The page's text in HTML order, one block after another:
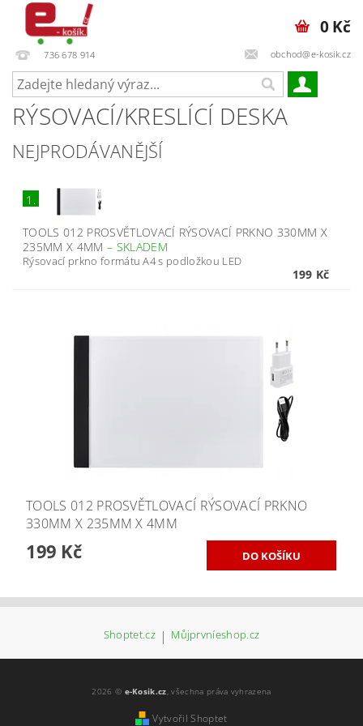
736 678 914 obchod@e-kosik.cz
0 Kč
RÝSOVACÍ/KRESLÍCÍ DESKA
NEJPRODÁVANĚJŠÍ
1.
TOOLS 012 PROSVĚTLOVACÍ RÝSOVACÍ PRKNO 330MM X
235MM X 4MM – SKLADEM
Rýsovací prkno formátu A4 s podložkou LED
199 Kč
TOOLS 012 PROSVĚTLOVACÍ RÝSOVACÍ PRKNO
330MM X 235MM X 4MM
199 Kč
Shoptet.cz | Můjprvníeshop.cz
2026 © e-Kosik.cz, všechna práva vyhrazena
Vytvořil Shoptet